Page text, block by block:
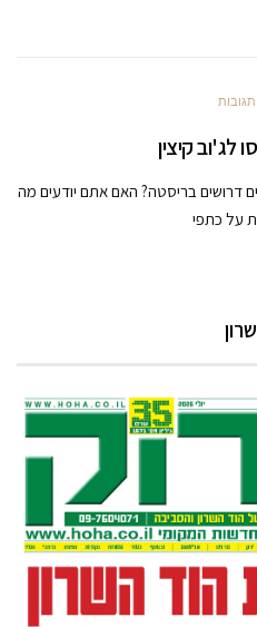
תגובות
לג'וב קיצין
דרושים בריסטה? האם אתם יודעים מה
על כתפי